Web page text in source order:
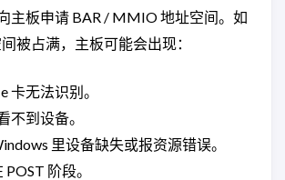
主板申请 BAR / MMIO 地址空间。如
被占满，主板可能会出现：
卡无法识别。
不到设备。
里设备缺失或报资源错误。
阶段。